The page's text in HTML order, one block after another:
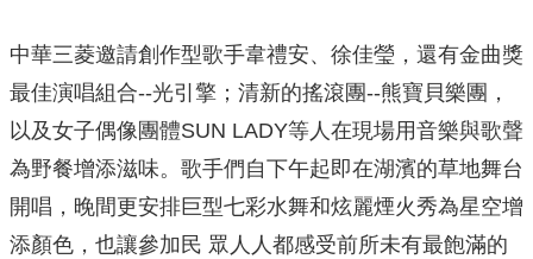
中華三菱邀請創作型歌手韋禮安、徐佳瑩，還有金曲獎
最佳演唱組合--光引擎；清新的搖滾團--熊寶貝樂團，
以及女子偶像團體SUN LADY等人在現場用音樂與歌聲
為野餐增添滋味。歌手們自下午起即在湖濱的草地舞台
開唱，晚間更安排巨型七彩水舞和炫麗煙火秀為星空增
添顏色，也讓參加民 眾人人都感受前所未有最飽滿的